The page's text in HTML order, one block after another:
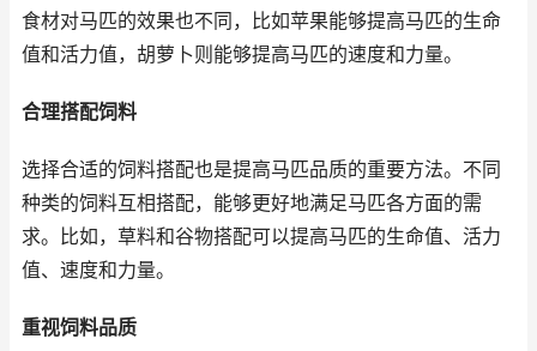
食材对马匹的效果也不同，比如苹果能够提高马匹的生命
值和活力值，胡萝卜则能够提高马匹的速度和力量。
合理搭配饲料
选择合适的饲料搭配也是提高马匹品质的重要方法。不同
种类的饲料互相搭配，能够更好地满足马匹各方面的需
求。比如，草料和谷物搭配可以提高马匹的生命值、活力
值、速度和力量。
重视饲料品质